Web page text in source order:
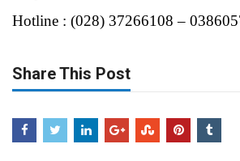
Hotline : (028) 37266108 –
Share This Post